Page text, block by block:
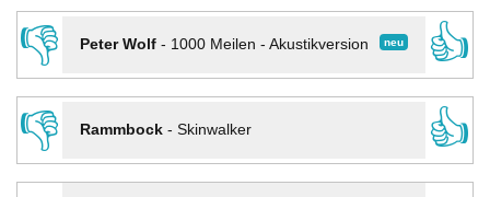
👎
neu
Peter Wolf- 1000 Meilen - Akustikversion
👍
👎
Rammbock- Skinwalker
👍